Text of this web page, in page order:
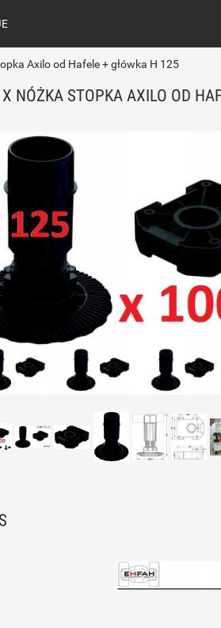
Axilo od Hafele + główka H 125
NÓŻKA STOPKA AXILO OD